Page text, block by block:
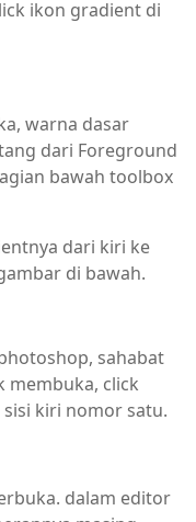
ikon gradient di
warna dasar
dari Foreground
bawah toolbox
dari kiri ke
di bawah.
sahabat
membuka, click
kiri nomor satu.
dalam editor